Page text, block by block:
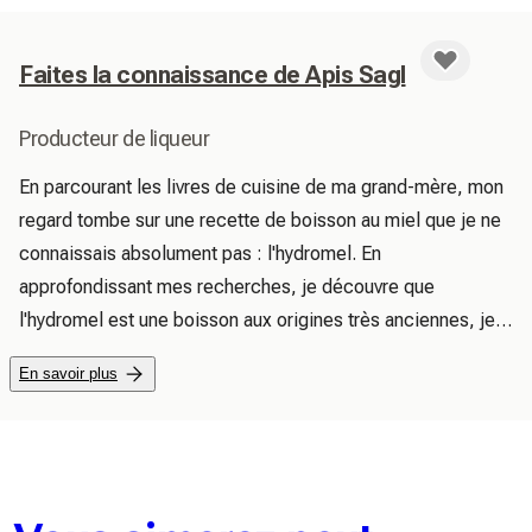
Faites la connaissance de Apis Sagl
Producteur de liqueur
En parcourant les livres de cuisine de ma grand-mère, mon
regard tombe sur une recette de boisson au miel que je ne
connaissais absolument pas : l'hydromel. En
approfondissant mes recherches, je découvre que
l'hydromel est une boisson aux origines très anciennes, je
me lance avec enthousiasme dans la préparation, en
apportant quelques petites modifications à la recette
digestif mais aussi par ses multiples utilisations comme
En savoir plus